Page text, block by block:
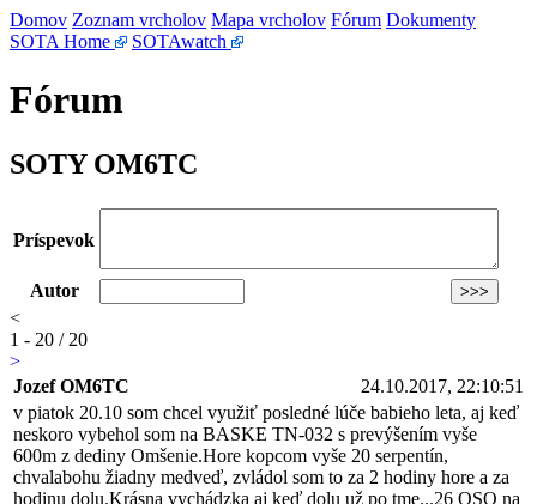
Domov Zoznam vrcholov Mapa vrcholov Fórum Dokumenty
SOTA Home
SOTAwatch
Fórum
SOTY OM6TC
Príspevok
Autor
<
1 - 20 / 20
>
Jozef OM6TC
24.10.2017, 22:10:51
v piatok 20.10 som chcel využiť posledné lúče babieho leta, aj keď
neskoro vybehol som na BASKE TN-032 s prevýšením vyše
600m z dediny Omšenie.Hore kopcom vyše 20 serpentín,
chvalabohu žiadny medveď, zvládol som to za 2 hodiny hore a za
hodinu dolu.Krásna vychádzka aj keď dolu už po tme...26 QSO na